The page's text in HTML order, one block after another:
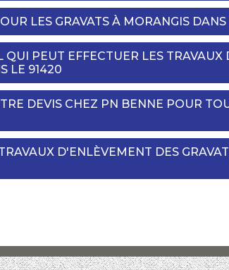
LES GRAVATS À MORANGIS
QUI PEUT EFFECTUER LES
LE 91420
DEVIS CHEZ PN BENNE POUR
D'ENLÈVEMENT DES